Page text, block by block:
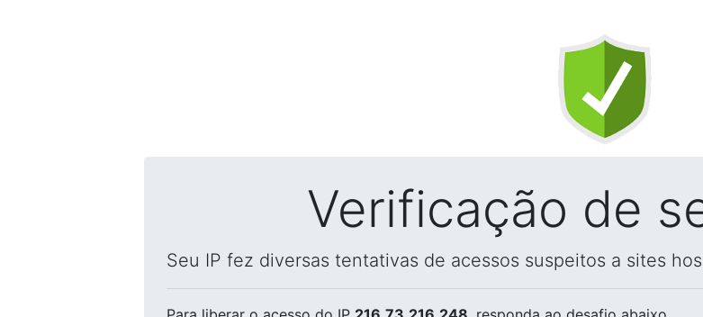
Verificação de
Seu IP fez diversas tentativas de acessos suspeitos a sites